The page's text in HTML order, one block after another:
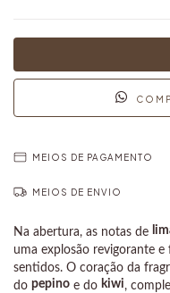
MEIOS DE PAGAMENTO
MEIOS DE ENVIO
Na abertura, as notas de
uma explosão revigorante
sentidos. O coração da
do pepino e do kiwi,